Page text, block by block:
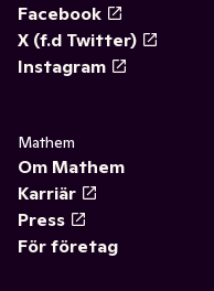
Facebook
X (f.d Twitter)
Instagram
Mathem
Om Mathem
Karriär
Press
För företag